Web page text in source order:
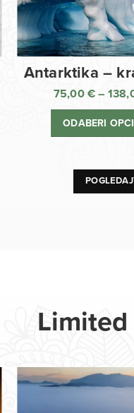
Antarktika –
75,00 € –
ODABERI